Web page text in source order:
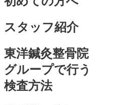
スタッフ紹介
東洋鍼灸整骨院
グループで行う
検査方法